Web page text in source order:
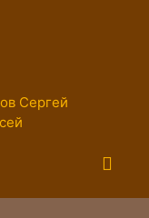
Сергей